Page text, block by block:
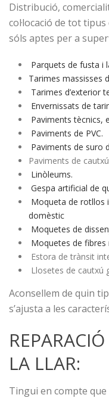
Distribució,
col·locació de tot
sóls aptes per a
Parquets de fusta i
Tarimes massisses
Tarimes d’exterior
Envernissats de
Paviments tècnics,
Paviments de PVC.
Paviments de suro
Paviments de
Linòleums.
Gespa artificial de
Moqueta de rotllos
domèstic
Moquetes de
Moquetes de fibres
Estora de trànsit
Llosetes de cautxú
Aconsellem de quin
s’ajusta a les
LA LLAR:
Tingui en compte